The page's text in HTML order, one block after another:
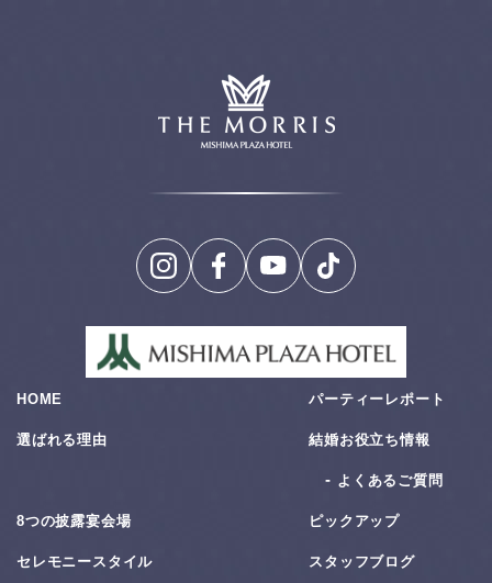
HOME
選ばれる理由
8つの披露宴会場
セレモニースタイル
パーティーレポート
結婚お役⽴ち情報
よくあるご質問
ピックアップ
スタッフブログ